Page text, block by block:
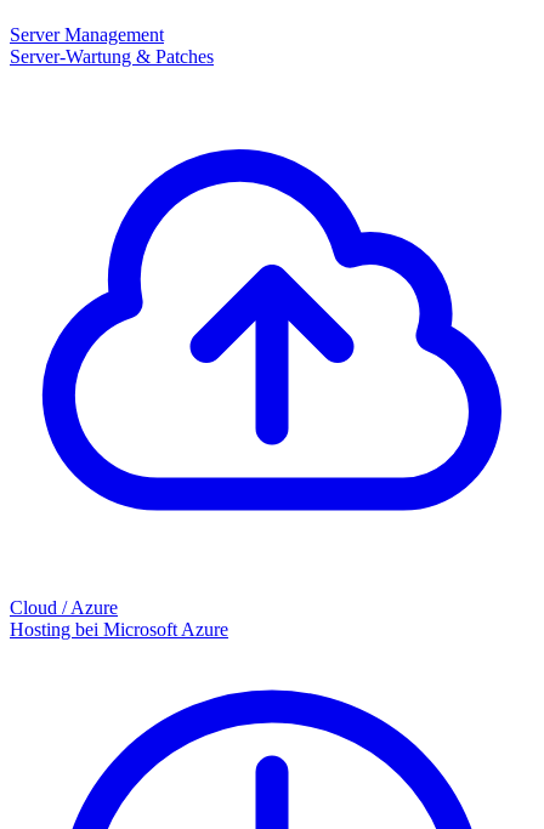
Server Management
Server-Wartung & Patches
Cloud / Azure
Hosting bei Microsoft Azure